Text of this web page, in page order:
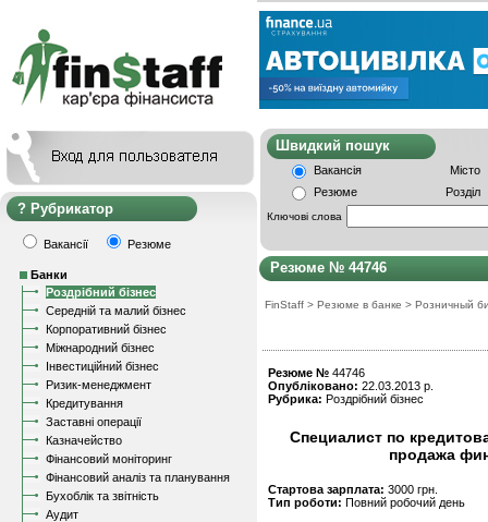
Рубрикатор
Вакансії Резюме
Банки
Роздрібний бізнес
Середній та малий бізнес
Корпоративний бізнес
Міжнародний бізнес
Інвестиційний бізнес
Ризик-менеджмент
Кредитування
Заставні операції
Казначейство
Фінансовий моніторинг
Фінансовий аналіз та планування
Бухоблік та звітність
Аудит
Швидкий
Вакансія
Місто
Резюме
Розділ
Ключові слова
Резюме № 44746
FinStaff > Резюме в банке > Розничный
Резюме № 44746
Опубліковано: 22.03.2013 р.
Рубрика: Роздрібний бізнес
Специалист по
продажа
Стартова зарплата: 3000 грн.
Тип роботи: Повний робочий день